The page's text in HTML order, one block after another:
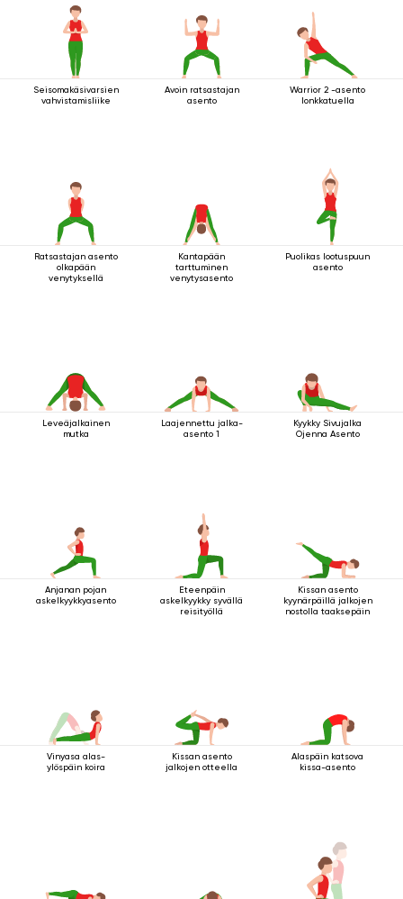
Seisomakäsivarsien
vahvistamisliike
Avoin ratsastajan
asento
Warrior 2 -asento
lonkkatuella
Ratsastajan asento
olkapään
venytyksellä
Kantapään
tarttuminen
venytysasento
Puolikas lootuspuun
asento
Leveäjalkainen
mutka
Laajennettu jalka-
asento 1
Kyykky Sivujalka
Ojenna Asento
Anjanan pojan
askelkyykkyasento
Eteenpäin
askelkyykky syvällä
reisityöllä
Kissan asento
kyynärpäillä jalkojen
nostolla taaksepäin
Vinyasa alas-
ylöspäin koira
Kissan asento
jalkojen otteella
Alaspäin katsova
kissa-asento